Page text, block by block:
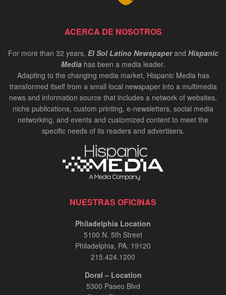
ACERCA DE NOSOTROS
For more than 32 years, El Sol Latino Newspaperand Hispanic
Media has been a media leader.
Adapting to the changing media market, Hispanic Media has
transformed itself from a small local newspaper into a multimedia
news and information source that includes a network of websites,
niche publications, custom printing, e-newsletters, social media
networking, and events and customized content to meet the
specific needs of its readers and advertisers.
NUESTRAS OFICINAS
Philadelphia Location
5100 N. 5th Street
Philadelphia, PA. 19120
215.424.1200
Doral – Location
5300 Paseo Blvd